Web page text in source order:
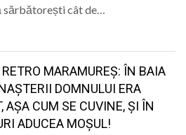
sărbătorești cât de…
MARAMUREȘ: ÎN BAIA
DOMNULUI ERA
AȘA CUM SE CUVINE, ȘI ÎN
ADUCEA MOȘUL!